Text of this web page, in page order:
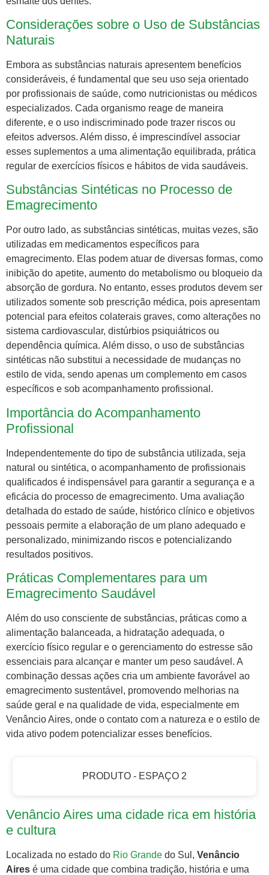
Considerações sobre o Uso de Substâncias
Naturais
Embora as substâncias naturais apresentem benefícios
consideráveis, é fundamental que seu uso seja orientado
por profissionais de saúde, como nutricionistas ou médicos
especializados. Cada organismo reage de maneira
diferente, e o uso indiscriminado pode trazer riscos ou
efeitos adversos. Além disso, é imprescindível associar
esses suplementos a uma alimentação equilibrada, prática
regular de exercícios físicos e hábitos de vida saudáveis.
Substâncias Sintéticas no Processo de
Emagrecimento
Por outro lado, as substâncias sintéticas, muitas vezes, são
utilizadas em medicamentos específicos para
emagrecimento. Elas podem atuar de diversas formas, como
inibição do apetite, aumento do metabolismo ou bloqueio da
absorção de gordura. No entanto, esses produtos devem ser
utilizados somente sob prescrição médica, pois apresentam
potencial para efeitos colaterais graves, como alterações no
sistema cardiovascular, distúrbios psiquiátricos ou
dependência química. Além disso, o uso de substâncias
sintéticas não substitui a necessidade de mudanças no
estilo de vida, sendo apenas um complemento em casos
específicos e sob acompanhamento profissional.
Importância do Acompanhamento
Profissional
Independentemente do tipo de substância utilizada, seja
natural ou sintética, o acompanhamento de profissionais
qualificados é indispensável para garantir a segurança e a
eficácia do processo de emagrecimento. Uma avaliação
detalhada do estado de saúde, histórico clínico e objetivos
pessoais permite a elaboração de um plano adequado e
personalizado, minimizando riscos e potencializando
resultados positivos.
Práticas Complementares para um
Emagrecimento Saudável
Além do uso consciente de substâncias, práticas como a
alimentação balanceada, a hidratação adequada, o
exercício físico regular e o gerenciamento do estresse são
essenciais para alcançar e manter um peso saudável. A
combinação dessas ações cria um ambiente favorável ao
emagrecimento sustentável, promovendo melhorias na
saúde geral e na qualidade de vida, especialmente em
Venâncio Aires, onde o contato com a natureza e o estilo de
vida ativo podem potencializar esses benefícios.
PRODUTO - ESPAÇO 2
Venâncio Aires uma cidade rica em história
e cultura
Localizada no estado do Rio Grande do Sul, Venâncio
Aires é uma cidade que combina tradição, história e uma